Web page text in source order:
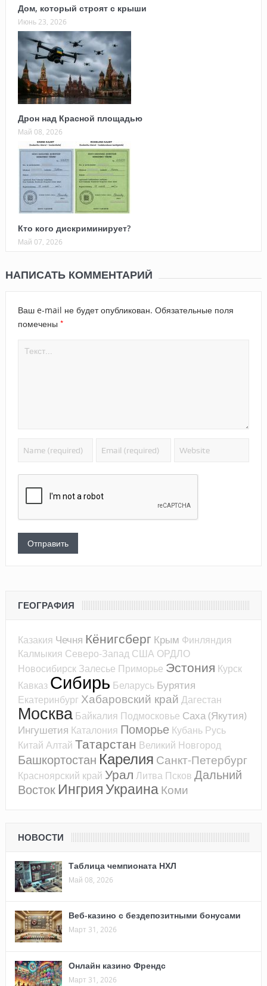
Дом, который строят с крыши
Июнь 23, 2026
Дрон над Красной площадью
Май 08, 2026
Кто кого дискриминирует?
Май 07, 2026
НАПИСАТЬ КОММЕНТАРИЙ
Ваш e-mail не будет опубликован. Обязательные поля
помечены *
ГЕОГРАФИЯ
Казакия Чечня Кёнигсберг Крым Финляндия
Калмыкия Северо-Запад США ОРДЛО
Новосибирск Залесье Приморье Эстония Курск
Кавказ Сибирь Беларусь Бурятия
Екатеринбург Хабаровский край Дагестан
Москва Байкалия Подмосковье Саха (Якутия)
Ингушетия Каталония Поморье Кубань Русь
Китай Алтай Татарстан Великий Новгород
Башкортостан Карелия Санкт-Петербург
Красноярский край Урал Литва Псков Дальний
Восток ИнгрияУкраина Коми
НОВОСТИ
Таблица чемпионата НХЛ
Май 08, 2026
Веб-казино с бездепозитными бонусами
Март 31, 2026
Онлайн казино Френдс
Март 31, 2026